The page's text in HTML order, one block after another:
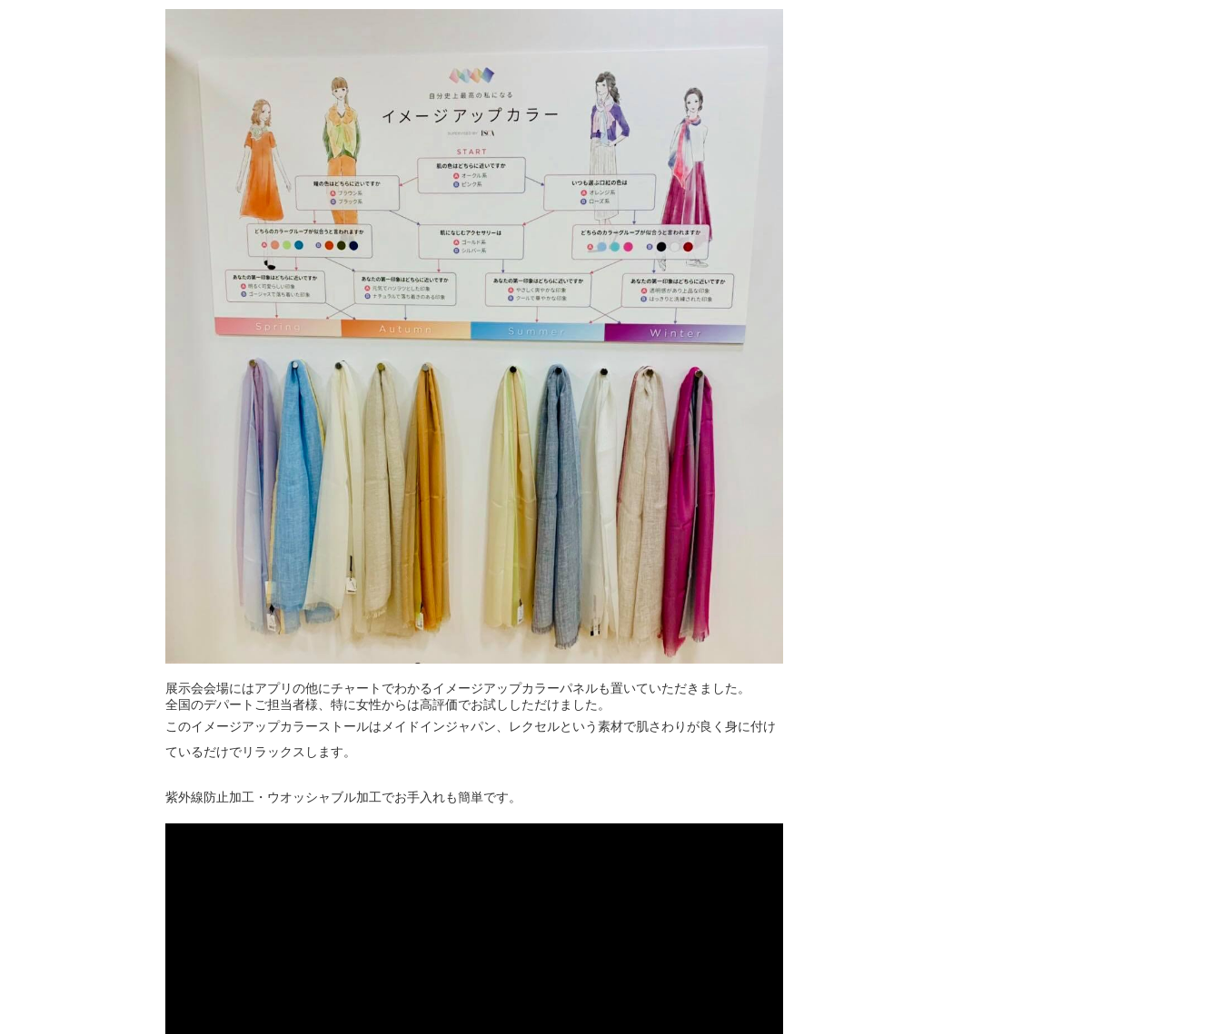
展示会会場にはアプリの他にチャートでわかるイメージアップカラーパネルも置いていただきました。
全国のデパートご担当者様、特に女性からは高評価でお試ししただけました。
このイメージアップカラーストールはメイドインジャパン、レクセルという素材で肌さわりが良く身に付け
ているだけでリラックスします。
紫外線防止加工・ウオッシャブル加工でお手入れも簡単です。